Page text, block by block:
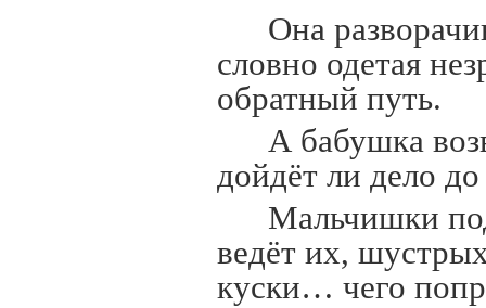
Она
словно одетая
обратный путь.
А бабушка
дойдёт ли дело
Мальчишки
ведёт их,
куски… чего